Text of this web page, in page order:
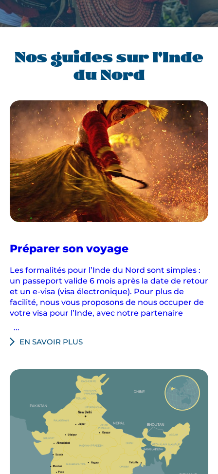
Nos guides sur l'Inde
du Nord
Préparer son voyageen
du
Nord
Les formalités pour l’Inde du Nord sont simples :
un passeport valide 6 mois après la date de retour
et un e-visa (visa électronique). Pour plus de
facilité, nous vous proposons de nous occuper de
votre visa pour l’Inde, avec notre partenaire
...
EN SAVOIR PLUS